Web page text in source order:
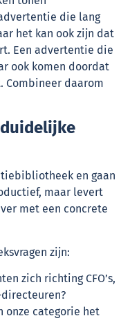
die lang
het kan ook zijn dat
Een advertentie die
ook komen doordat
Combineer daarom
en gaan
maar levert
met een concrete
zijn:
zich richting CFO’s,
onze categorie het